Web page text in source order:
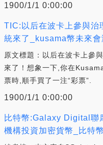
1900/1/1 0:00:00
TIC:以后在波卡上參與
統來了_kusama幣未來會
原文標題：以后在波卡上參
來了！想象一下,你在
票時,順手買了一注“彩票”.
1900/1/1 0:00:00
比特幣:Galaxy Digital聯
機構投資加密貨幣_比特